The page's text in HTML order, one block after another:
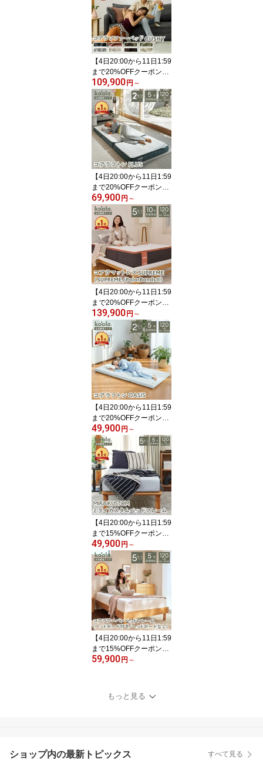
高反発 厚み23cm 抗菌 消
臭 通気性 腰痛 肩こり 安
眠 寝返り 洗える オール
シーズン 自分好みに調整
高級 寝心地 寝姿勢 koala
(R)
【4日20:00から11日1:59
まで20%OFFクーポン】
コアラソファーベッド C
USHY チャコールグレー
ペッパーグレー サンセッ
トラスト グリーン ワト
ル 2人掛け 3人掛け 120
日間返品・返金可能 5年
保証 コアラマットレス k
oala(R) コアラ(R)
109,900円 ～
【4日20:00から11日1:59
まで20%OFFクーポン】
コアラフトン PLUS シン
グル セミダブル 布団 三
つ折り 折りたたみ マッ
トレス 敷布団 高反発 厚
み11cm 体圧分散 koala
(R) コアラ(R)
69,900円 ～
【4日20:00から11日1:59
まで20%OFFクーポン】
マットレス シングル セ
ミダブル ダブル クイー
ン キング コアラマット
レスシュプリーム SUPR
EME 低反発 高反発 厚み
28cm 抗菌 消臭 通気性
極上 腰痛 肩こり 安眠 快
適 寝心地 寝姿勢 koala
(R) コアラ(R)
139,900円 ～
【4日20:00から11日1:59
まで20%OFFクーポン】
コアラフトン OASIS シ
ングル セミダブル 布団
三つ折り 折りたたみ マ
ットレス 敷布団 高反発
厚み8.5cm 体圧分散 koal
a(R) コアラ(R)
49,900円 ～
【4日20:00から11日1:59
まで15%OFFクーポン】
MIRAIKUSTOM ミライカ
スタムベッドフレーム 木
製 ベッドフレーム シン
プル ナチュラル 高さ調
節可能 組み立て簡単 高
さ15.8~35.3 cm 収納 親
子 子供 カップル 新生活
引っ越し 120日間返品可
能 5年保証
49,900円 ～
【4日20:00から11日1:59
まで15%OFFクーポン】
ベッドフレーム シングル
バンベッドフレーム ヘッ
ドボード付き ヘッドボー
トレス
59,900円 ～
もっと見る
ショップ内の最新トピックス すべて見る